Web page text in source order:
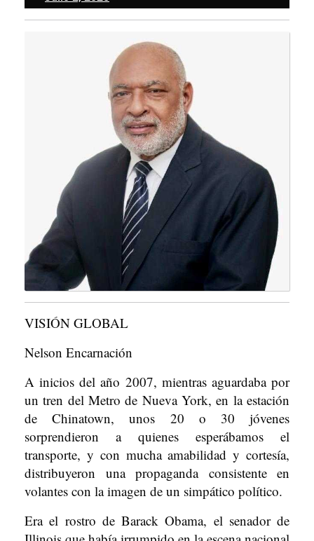
2,
VISIÓN GLOBAL
Nelson Encarnación
A inicios del año 2007, mientras aguardaba por
un tren del Metro de Nueva York, en la estación
de Chinatown, unos 20 o 30 jóvenes
sorprendieron a quienes esperábamos el
transporte, y con mucha amabilidad y cortesía,
distribuyeron una propaganda consistente en
volantes con la imagen de un simpático político.
Era el rostro de Barack Obama, el senador de